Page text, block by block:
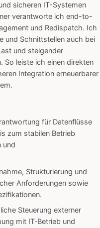
sicheren IT-Systemen
verantworte ich end-to-
und Redispatch. Ich
und Schnittstellen auch bei
und steigender
So leiste ich einen direkten
Integration erneuerbarer
für Datenflüsse
zum stabilen Betrieb
und
Strukturierung und
Anforderungen sowie
Steuerung externer
mit IT‑Betrieb und